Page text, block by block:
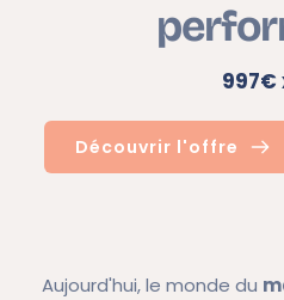
997€
Découvrir l'offre
Aujourd'hui, le monde du